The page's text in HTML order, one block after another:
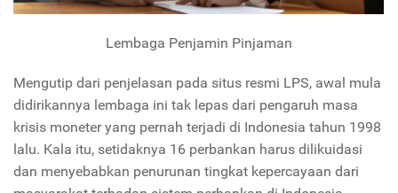
Lembaga Penjamin Pinjaman
Mengutip dari penjelasan pada situs resmi LPS, awal mula
didirikannya lembaga ini tak lepas dari pengaruh masa
krisis moneter yang pernah terjadi di Indonesia tahun 1998
lalu. Kala itu, setidaknya 16 perbankan harus dilikuidasi
dan menyebabkan penurunan tingkat kepercayaan dari